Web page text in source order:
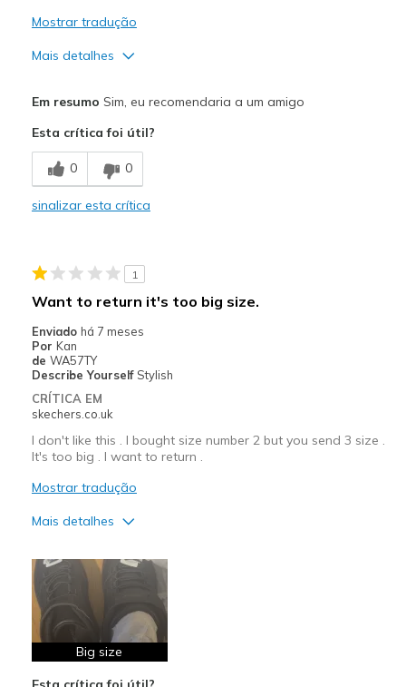
Mostrar tradução
Mais detalhes
Comfortable
Stylish
Feels true to size
View On Shoes
Em resumo Sim, eu recomendaria a um amigo
Esta crítica foi útil?
0 0
sinalizar esta crítica
1
Want to return it's too big size.
Enviado há 7 meses
Por Kan
de WA57TY
Describe Yourself Stylish
CRÍTICA EM
skechers.co.uk
I don't like this . I bought size number 2 but you send 3 size .
It's too big . I want to return .
Mostrar tradução
Mais detalhes
Attractive Design
Contras
Wear Out Quickly
Big size